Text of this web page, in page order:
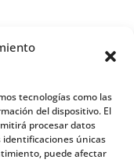
tecnologías como las
del dispositivo. El
procesar datos
identificaciones únicas
puede afectar